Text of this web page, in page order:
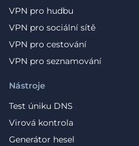
VPN pro hudbu
VPN pro sociální sítě
VPN pro cestování
VPN pro seznamování
Nástroje
Test úniku DNS
Virová kontrola
Generátor hesel